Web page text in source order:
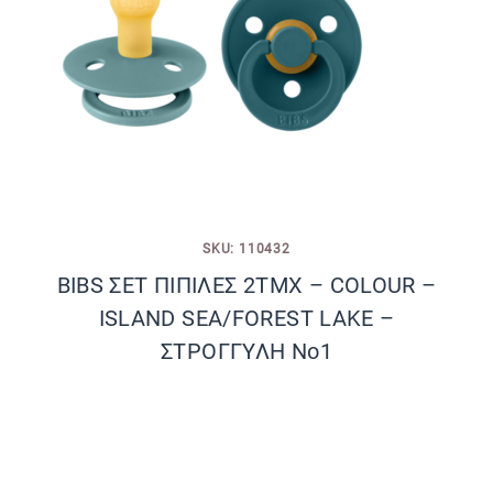
SKU: 110432
BIBS ΣΕΤ ΠΙΠΙΛΕΣ 2ΤΜΧ – COLOUR –
ISLAND SEA/FOREST LAKE –
ΣΤΡΟΓΓΥΛΗ No1